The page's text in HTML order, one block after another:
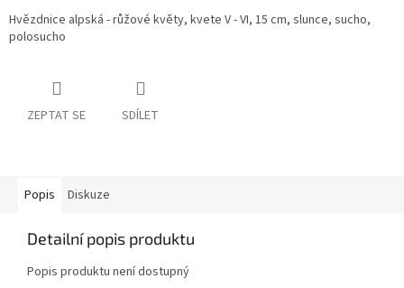
Hvězdnice alpská - růžové květy, kvete V - VI, 15 cm, slunce, sucho,
polosucho
ZEPTAT SE SDÍLET
Popis Diskuze
Detailní popis produktu
Popis produktu není dostupný